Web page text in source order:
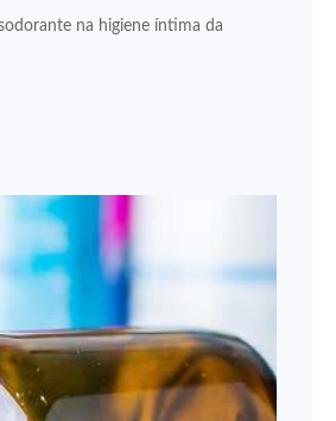
na higiene íntima da